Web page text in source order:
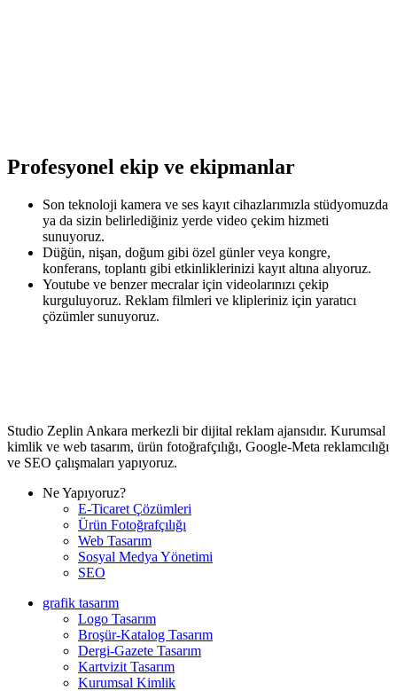
Profesyonel ekip ve ekipmanlar
Son teknoloji kamera ve ses kayıt cihazlarımızla stüdyomuzda
ya da sizin belirlediğiniz yerde video çekim hizmeti
sunuyoruz.
Düğün, nişan, doğum gibi özel günler veya kongre,
konferans, toplantı gibi etkinliklerinizi kayıt altına alıyoruz.
Youtube ve benzer mecralar için videolarınızı çekip
kurguluyoruz. Reklam filmleri ve klipleriniz için yaratıcı
çözümler sunuyoruz.
Studio Zeplin Ankara merkezli bir dijital reklam ajansıdır. Kurumsal
kimlik ve web tasarım, ürün fotoğrafçılığı, Google-Meta reklamcılığı
ve SEO çalışmaları yapıyoruz.
Ne Yapıyoruz?
E-Ticaret Çözümleri
Ürün Fotoğrafçılığı
Web Tasarım
Sosyal Medya Yönetimi
SEO
grafik tasarım
Logo Tasarım
Broşür-Katalog Tasarım
Dergi-Gazete Tasarım
Kartvizit Tasarım
Kurumsal Kimlik